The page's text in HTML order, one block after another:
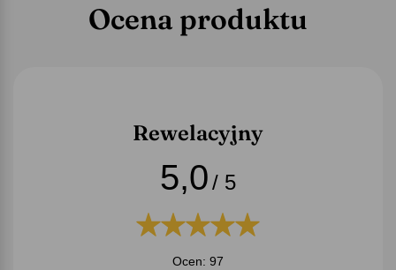
Ocena produktu
Rewelacyjny
5,0/ 5
Ocen: 97